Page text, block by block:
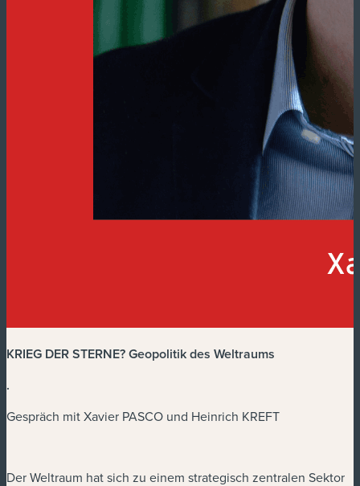
KRIEG DER STERNE? Geopolitik des Weltraums
.
Gespräch mit Xavier PASCO und Heinrich KREFT
Der Weltraum hat sich zu einem strategisch zentralen Sektor